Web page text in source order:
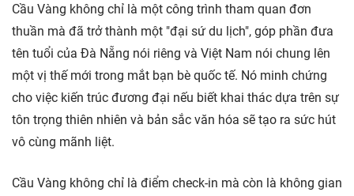
Cầu Vàng không chỉ là một công trình tham quan đơn
thuần mà đã trở thành một "đại sứ du lịch", góp phần đưa
tên tuổi của Đà Nẵng nói riêng và Việt Nam nói chung lên
một vị thế mới trong mắt bạn bè quốc tế. Nó minh chứng
cho việc kiến trúc đương đại nếu biết khai thác dựa trên sự
tôn trọng thiên nhiên và bản sắc văn hóa sẽ tạo ra sức hút
vô cùng mãnh liệt.
Cầu Vàng không chỉ là điểm check-in mà còn là không gian